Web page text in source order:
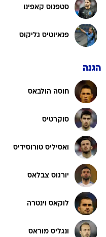
סטפנוס קאפינו
פנאיוטיס גליקוס
הגנה
חוסה הולבאס
סוקרטיס
ואסיליס טורוסידיס
יורגוס צבלאס
לוקאס וינטרה
ונגליס מוראס